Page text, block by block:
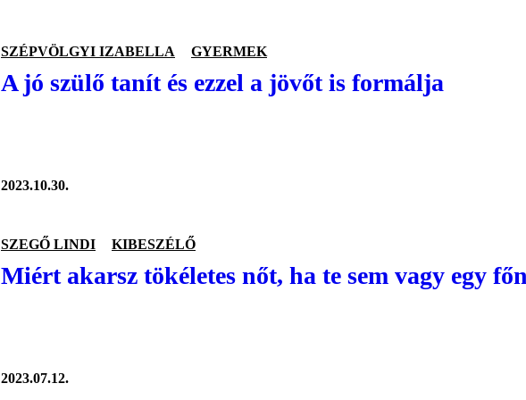
SZÉPVÖLGYI IZABELLA GYERMEK
A jó szülő tanít és ezzel a jövőt is formálja
2023.10.30.
SZEGŐ LINDI KIBESZÉLŐ
Miért akarsz tökéletes nőt, ha te sem vagy egy
2023.07.12.